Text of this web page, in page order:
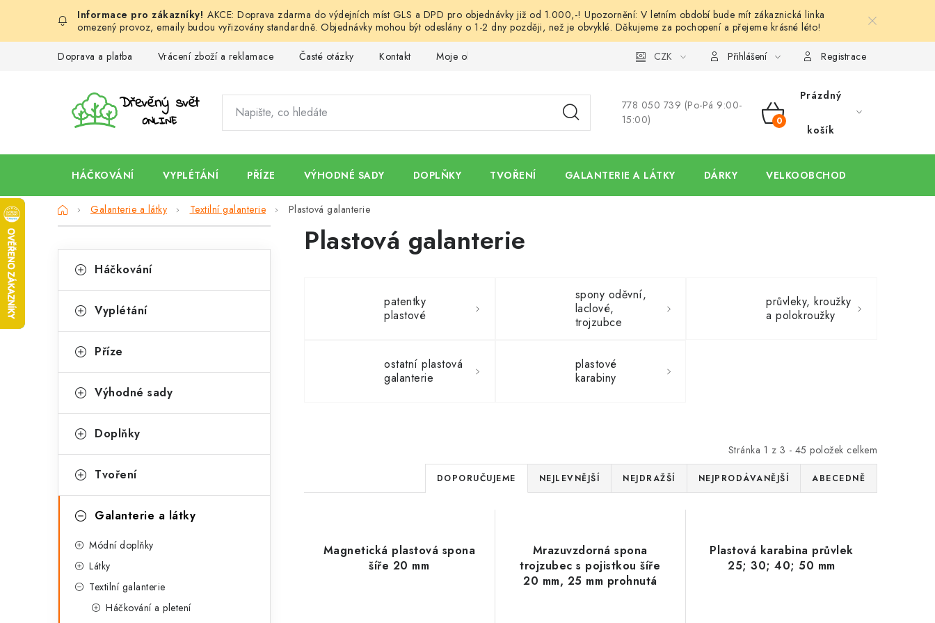
obsah
AKCE: Doprava zdarma do výdejních míst GLS a DPD pro objednávky již od 1.000,-! Upozornění: V letním období bude mít zákaznická linka
omezený provoz, emaily budou vyřizovány standardně. Objednávky mohou být odeslány o 1-2 dny později, než je obvyklé. Děkujeme za pochopení a přejeme krásné léto!
Doprava a platba Vrácení zboží a reklamace Časté otázky Kontakt Moje objednávka Ochrana osobních údajů Hodnocení obchodu
CZK Přihlášení Registrace
778 050 739 (Po-Pá 9:00-
15:00)
NÁKUPNÍ
Prázdný
košík
HÁČKOVÁNÍ VYPLÉTÁNÍ PŘÍZE VÝHODNÉ SADY DOPLŇKY TVOŘENÍ GALANTERIE A LÁTKY DÁRKY VELKOOBCHOD
DomůGalanterie a látky Textilní galanterie Plastová galanterie
P
s
a
n
í
a
kategorie
a
e
o
i
Háčkování
Vyplétání
Příze
Výhodné sady
Doplňky
Tvoření
Galanterie a látky
Módní doplňky
Látky
Textilní galanterie
Háčkování a pletení
Plastová galanterie
patentky
plastové
spony oděvní,
laclové,
trojzubce
průvleky, kroužky
a polokroužky
ostatní plastová
galanterie
plastové
karabiny
Stránka 1 z 3 - 45 položek celkem
Ř
a
e
DOPORUČUJEME NEJLEVNĚJŠÍ NEJDRAŽŠÍ NEJPRODÁVANĚJŠÍ ABECEDNĚ
Magnetická plastová spona
šíře 20 mm
Mrazuvzdorná spona
trojzubec s pojistkou šíře
20 mm, 25 mm prohnutá
Plastová karabina průvlek
25; 30; 40; 50 mm